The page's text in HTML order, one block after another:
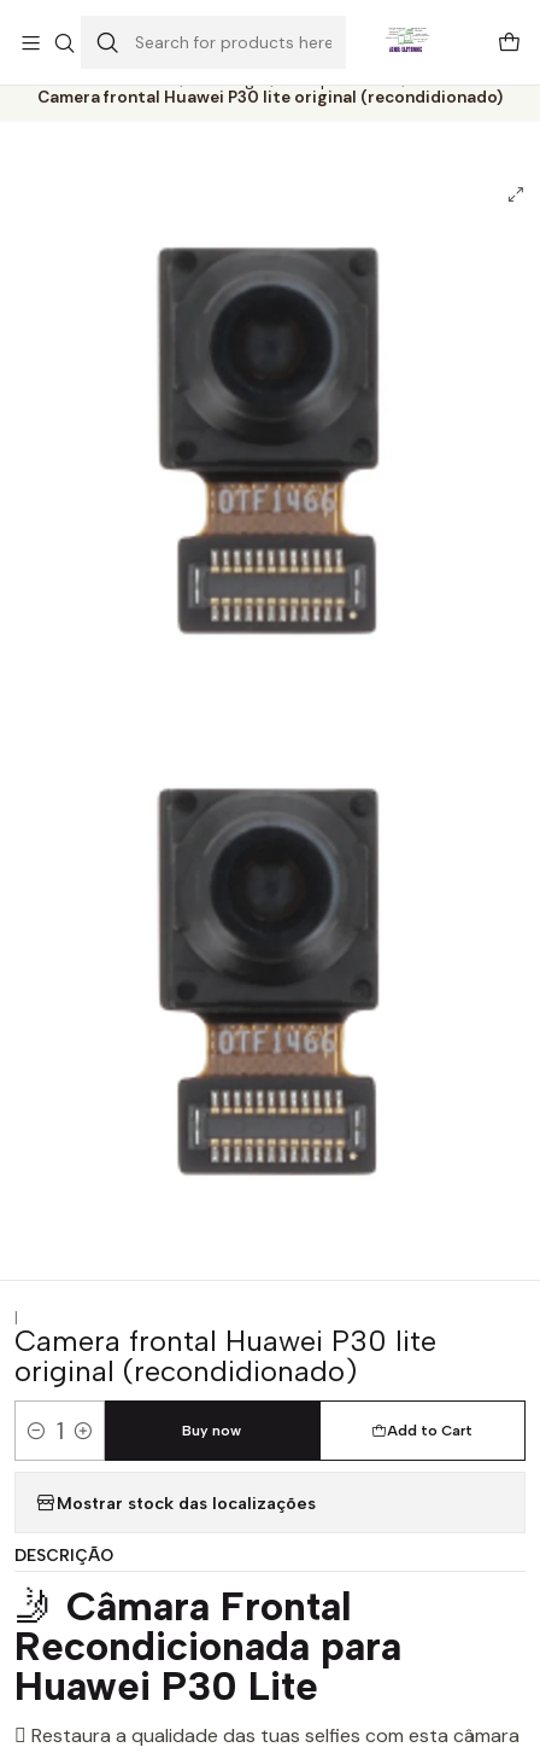
Home Catálogo
Componentes
Camera frontal Huawei P30 lite original (recondidionado)
|
Camera frontal Huawei P30 lite
original (recondidionado)
Quantity
Add to Cart
Buy now
Mostrar stock das localizações
DESCRIÇÃO
🤳 Câmara Frontal
Recondicionada para
Huawei P30 Lite
 Restaura a qualidade das tuas selfies com esta câmara